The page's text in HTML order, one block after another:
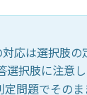
応は選択肢の
択肢に注意し
問題でその